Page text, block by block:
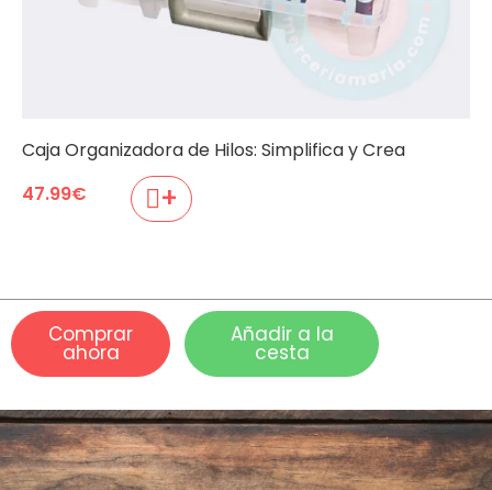
Caja Organizadora de Hilos: Simplifica y Crea
47.99€ +
Comprar
ahora
Añadir a la
cesta